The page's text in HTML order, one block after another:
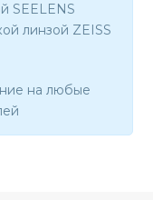
SEELENS
линзой ZEISS
на любые